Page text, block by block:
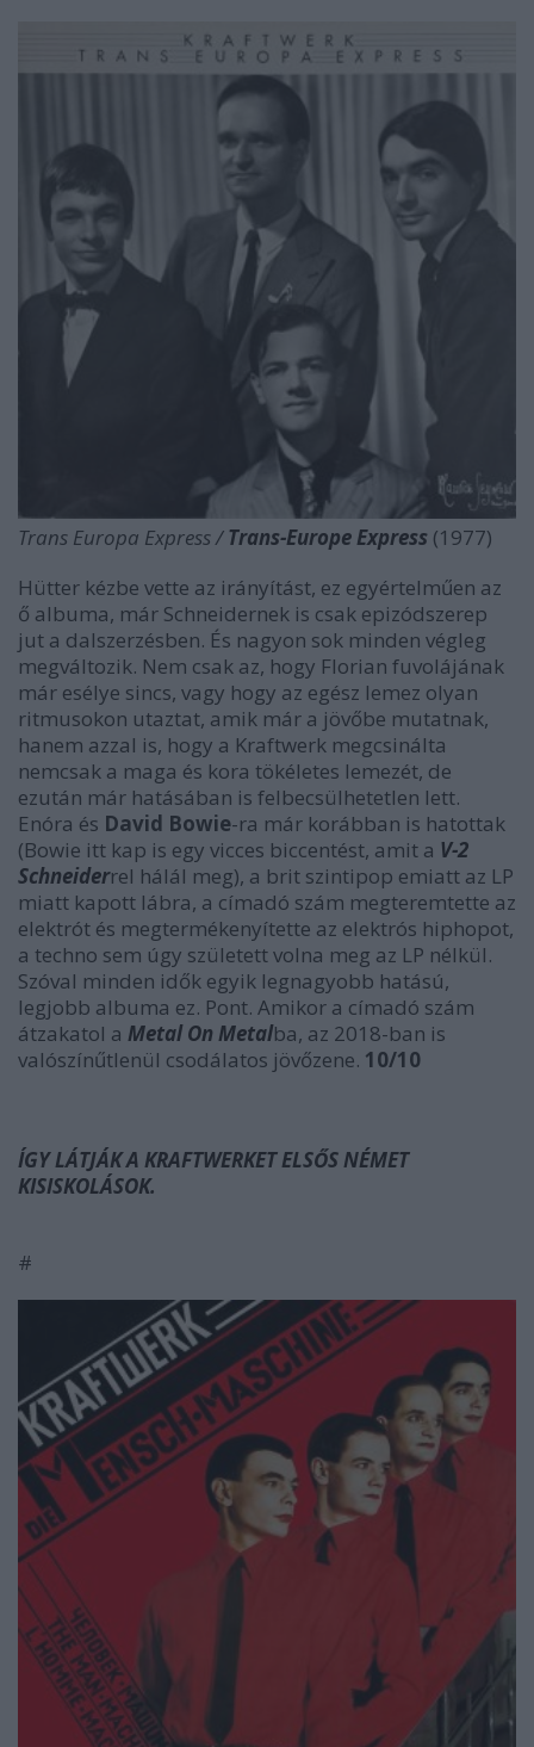
Trans Europa Express /Trans-Europe Express (1977)
Hütter kézbe vette az irányítást, ez egyértelműen az
ő albuma, már Schneidernek is csak epizódszerep
jut a dalszerzésben. És nagyon sok minden végleg
megváltozik. Nem csak az, hogy Florian fuvolájának
már esélye sincs, vagy hogy az egész lemez olyan
ritmusokon utaztat, amik már a jövőbe mutatnak,
hanem azzal is, hogy a Kraftwerk megcsinálta
nemcsak a maga és kora tökéletes lemezét, de
ezután már hatásában is felbecsülhetetlen lett.
Enóra és David Bowie-ra már korábban is hatottak
(Bowie itt kap is egy vicces biccentést, amit a V-2
Schneiderrel hálál meg), a brit szintipop emiatt az LP
miatt kapott lábra, a címadó szám megteremtette az
elektrót és megtermékenyítette az elektrós hiphopot,
a techno sem úgy született volna meg az LP nélkül.
Szóval minden idők egyik legnagyobb hatású,
legjobb albuma ez. Pont. Amikor a címadó szám
átzakatol a Metal On Metalba, az 2018-ban is
valószínűtlenül csodálatos jövőzene. 10/10
ÍGY LÁTJÁK A KRAFTWERKET ELSŐS NÉMET
KISISKOLÁSOK.
#